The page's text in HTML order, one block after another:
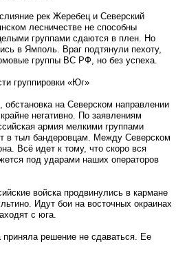
рек Жеребец и Северский
лесничестве не способны
группами сдаются в плен. Но
в Ямполь. Враг подтянули пехоту,
группы ВС РФ, но без успеха.
группировки «Юг»
на Северском направлении
негативно. По заявлениям
армия мелкими группами
в тыл бандеровцам. Между Северском
Всё идет к тому, что скоро вся
под ударами наших операторов
войска продвинулись в кармане
Идут бои на восточных окраинах
с юга.
приняла решение не сдаваться. Ее